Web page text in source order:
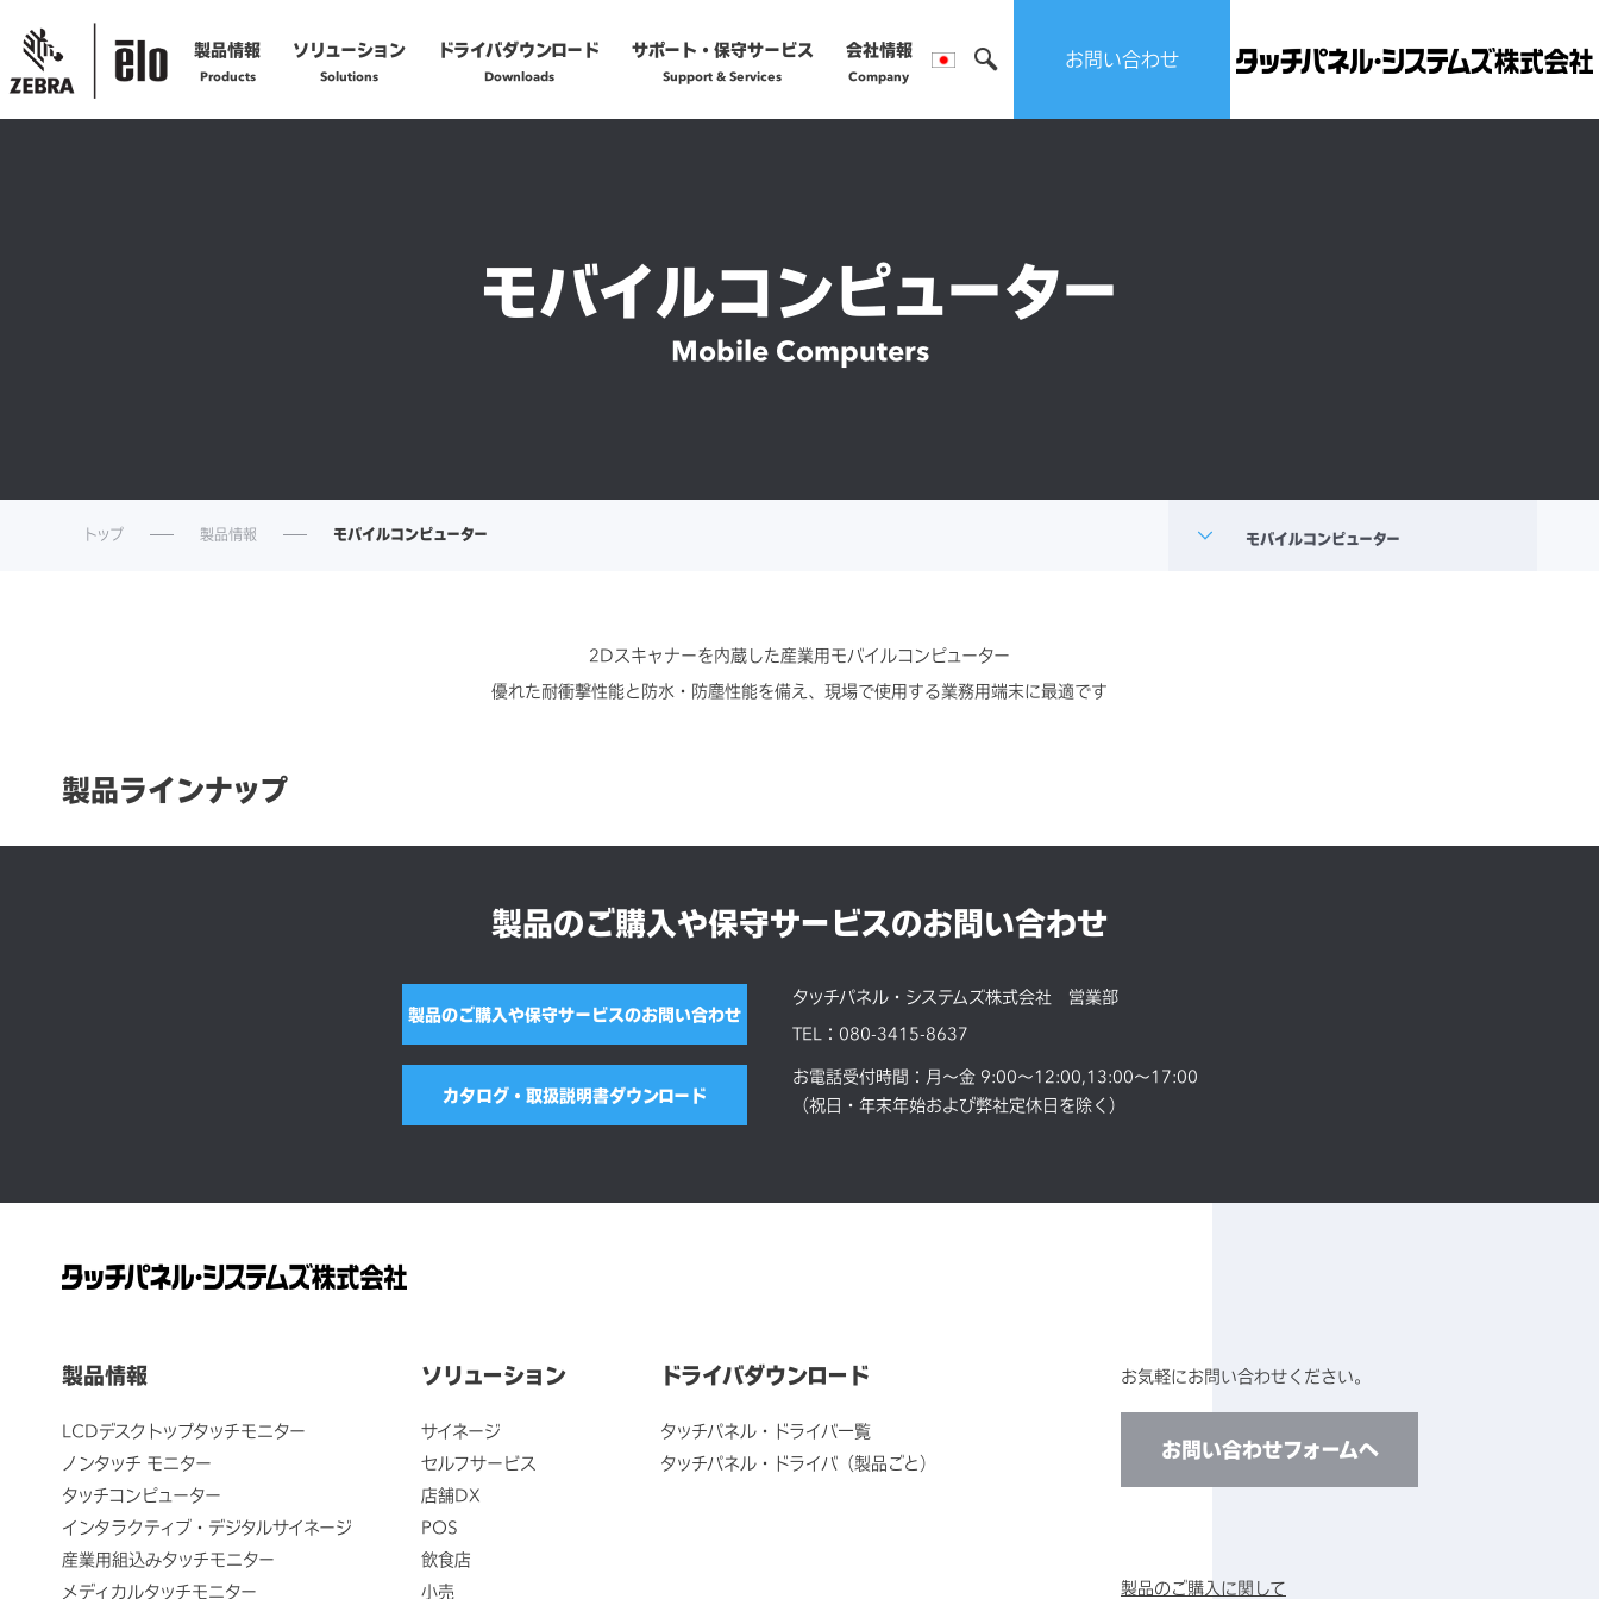
製品情報
Products
ソリューション
Solutions
ドライバダウンロード
Downloads
サポート・保守サービス
Support & Services
会社情報
Company
お問い合わせ
正規販売代理店
モバイルコンピューター
Mobile Computers
トップ 製品情報 モバイルコンピューター
2Dスキャナーを内蔵した産業用モバイルコンピューター
優れた耐衝撃性能と防水・防塵性能を備え、現場で使用する業務用端末に最適です
製品ラインナップ
製品のご購入や保守サービスのお問い合わせ
製品のご購入や保守サービスのお問い合わせ
カタログ・取扱説明書ダウンロード
タッチパネル・システムズ株式会社 営業部
TEL：080-3415-8637
お電話受付時間：月～金 9:00～12:00,13:00～17:00
（祝日・年末年始および弊社定休日を除く）
製品情報
LCDデスクトップタッチモニター
ノンタッチ モニター
タッチコンピューター
インタラクティブ・デジタルサイネージ
産業用組込みタッチモニター
メディカルタッチモニター
ソリューション
サイネージ
セルフサービス
店舗DX
POS
飲食店
小売
ドライバダウンロード
タッチパネル・ドライバ一覧
タッチパネル・ドライバ（製品ごと）
お気軽にお問い合わせください。
お問い合わせフォームへ
製品のご購入に関して